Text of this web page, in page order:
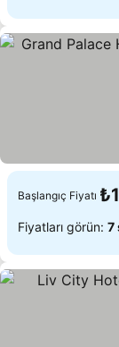
Başlangıç Fiyatı
Fiyatları görün: 7